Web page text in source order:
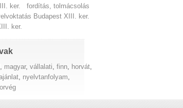
ker.
fordítás, tolmácsolás
Budapest XIII. ker.
ker.
, magyar,vállalati,finn, horvát,
, nyelvtanfolyam,